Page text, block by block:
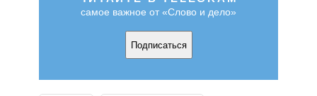
самое важное от «Слово и дело»
Подписаться